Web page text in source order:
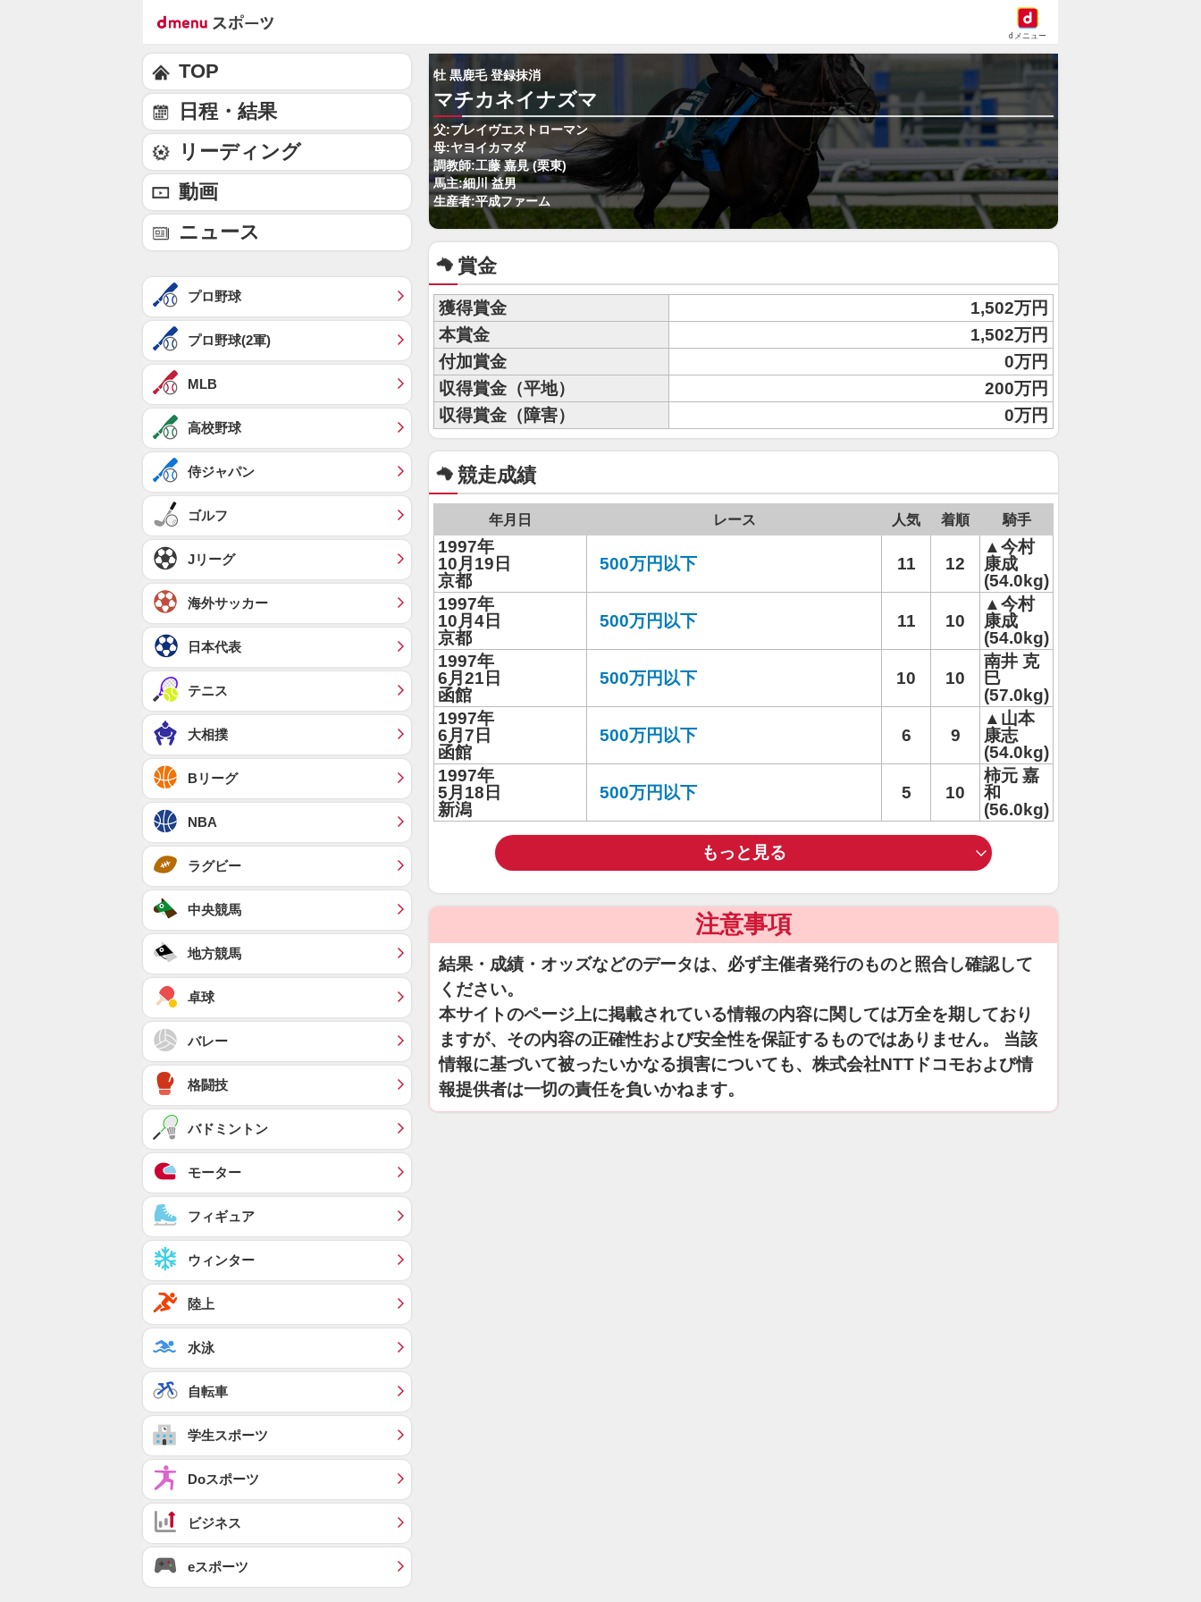
dメニュー
牡 黒鹿毛 登録抹消
マチカネイナズマ
父:ブレイヴエストローマン
母:ヤヨイカマダ
調教師:工藤 嘉見 (栗東)
馬主:細川 益男
生産者:平成ファーム
賞金
獲得賞金
1,502万円
本賞金
1,502万円
付加賞金
0万円
収得賞金（平地）
200万円
収得賞金（障害）
0万円
競走成績
年月日 レース 人気 着順 騎手
1997年
10月19日
京都
500万円以下 11 12
▲今村
康成
(54.0kg)
1997年
10月4日
京都
500万円以下 11 10
▲今村
康成
(54.0kg)
1997年
6月21日
函館
500万円以下 10 10
南井 克
巳
(57.0kg)
1997年
6月7日
函館
500万円以下 6 9
▲山本
康志
(54.0kg)
1997年
5月18日
新潟
500万円以下 5 10
柿元 嘉
和
(56.0kg)
もっと見る
注意事項
結果・成績・オッズなどのデータは、必ず主催者発行のものと照合し確認して
ください。
本サイトのページ上に掲載されている情報の内容に関しては万全を期しており
ますが、その内容の正確性および安全性を保証するものではありません。 当該
情報に基づいて被ったいかなる損害についても、株式会社NTTドコモおよび情
報提供者は一切の責任を負いかねます。
TOP
日程・結果
リーディング
動画
ニュース
プロ野球
プロ野球(2軍)
MLB
高校野球
侍ジャパン
ゴルフ
Jリーグ
海外サッカー
日本代表
テニス
大相撲
Bリーグ
NBA
ラグビー
中央競馬
地方競馬
卓球
バレー
格闘技
バドミントン
モーター
フィギュア
ウィンター
陸上
水泳
自転車
学生スポーツ
Doスポーツ
ビジネス
eスポーツ